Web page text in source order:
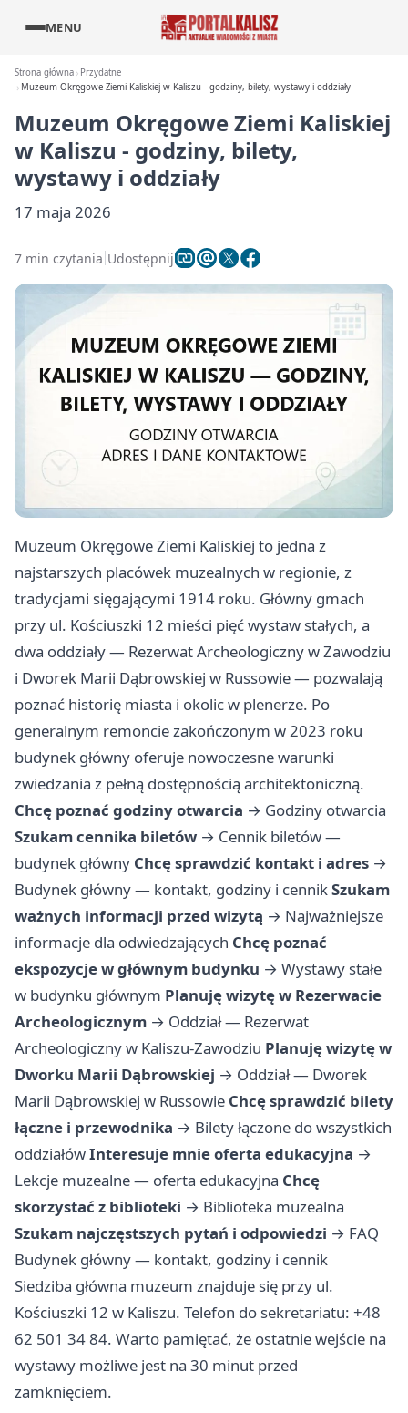
MENU
Strona główna
Przydatne
Muzeum Okręgowe Ziemi Kaliskiej w Kaliszu - godziny, bilety, wystawy i oddziały
Muzeum Okręgowe Ziemi Kaliskiej
w Kaliszu - godziny, bilety,
wystawy i oddziały
17 maja 2026
7 min czytania Udostępnij
Muzeum Okręgowe Ziemi Kaliskiej to jedna z
najstarszych placówek muzealnych w regionie, z
tradycjami sięgającymi 1914 roku. Główny gmach
przy ul. Kościuszki 12 mieści pięć wystaw stałych, a
dwa oddziały — Rezerwat Archeologiczny w Zawodziu
i Dworek Marii Dąbrowskiej w Russowie — pozwalają
poznać historię miasta i okolic w plenerze. Po
generalnym remoncie zakończonym w 2023 roku
budynek główny oferuje nowoczesne warunki
zwiedzania z pełną dostępnością architektoniczną.
Chcę poznać godziny otwarcia → Godziny otwarcia
Szukam cennika biletów → Cennik biletów —
budynek główny Chcę sprawdzić kontakt i adres →
Budynek główny — kontakt, godziny i cennikSzukam
ważnych informacji przed wizytą → Najważniejsze
informacje dla odwiedzających Chcę poznać
ekspozycje w głównym budynku → Wystawy stałe
w budynku głównym Planuję wizytę w Rezerwacie
Archeologicznym → Oddział — Rezerwat
Archeologiczny w Kaliszu-Zawodziu Planuję wizytę w
Dworku Marii Dąbrowskiej → Oddział — Dworek
Marii Dąbrowskiej w Russowie Chcę sprawdzić bilety
łączne i przewodnika → Bilety łączone do wszystkich
oddziałówInteresuje mnie oferta edukacyjna →
Lekcje muzealne — oferta edukacyjna Chcę
skorzystać z biblioteki → Biblioteka muzealna
Szukam najczęstszych pytań i odpowiedzi → FAQ
Budynek główny — kontakt, godziny i cennik
Siedziba główna muzeum znajduje się przy ul.
Kościuszki 12 w Kaliszu. Telefon do sekretariatu: +48
62 501 34 84. Warto pamiętać, że ostatnie wejście na
wystawy możliwe jest na 30 minut przed
zamknięciem.